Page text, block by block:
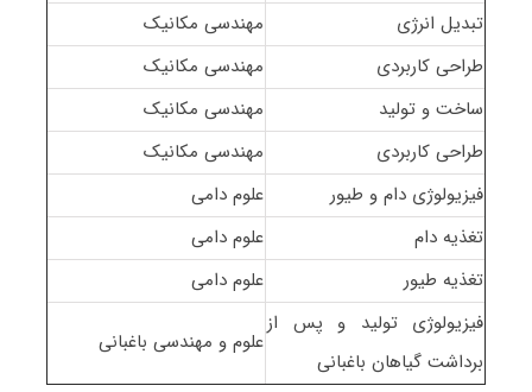
تبدیل انرژی
مهندسی مکانیک
طراحی کاربردی
مهندسی مکانیک
ساخت و تولید
مهندسی مکانیک
طراحی کاربردی
مهندسی مکانیک
فیزیولوژی دام و طیور
علوم دامی
تغذیه دام
علوم دامی
تغذیه طیور
علوم دامی
فیزیولوژی تولید و پس از
برداشت گیاهان باغبانی
علوم و مهندسی باغبانی